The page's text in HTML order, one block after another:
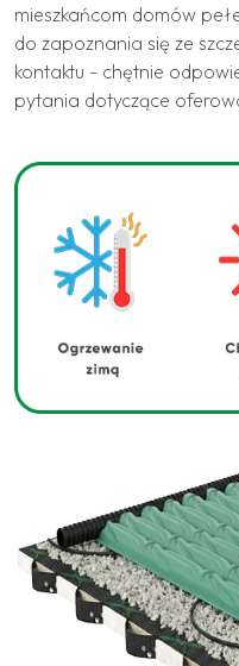
mieszkańcom domów
do zapoznania się ze
kontaktu - chętnie
pytania dotyczące